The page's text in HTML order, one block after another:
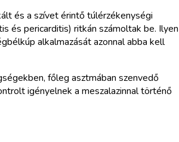
és a szívet érintő túlérzékenységi
és pericarditis) ritkán számoltak be. Ilyen
alkalmazását azonnal abba kell
főleg asztmában szenvedő
igényelnek a meszalazinnal történő